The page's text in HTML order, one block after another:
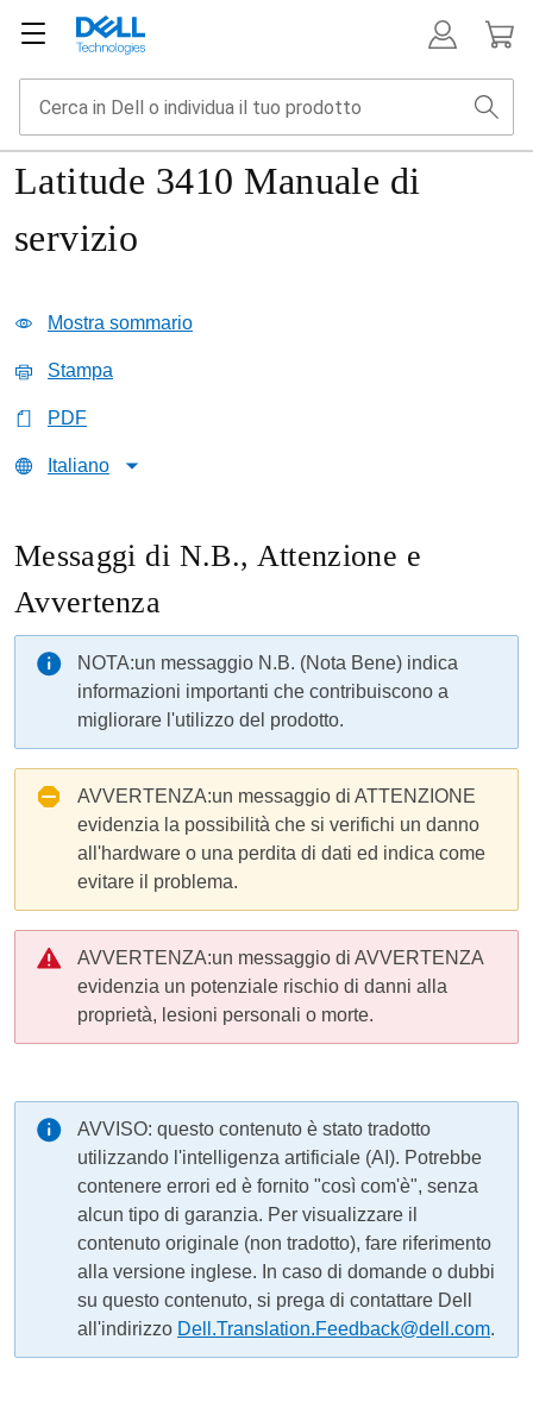
Latitude 3410 Manuale di
servizio
Mostra sommario
Stampa
PDF
Italiano
Messaggi di N.B., Attenzione e
Avvertenza
NOTA:un messaggio N.B. (Nota Bene) indica
informazioni importanti che contribuiscono a
migliorare l'utilizzo del prodotto.
AVVERTENZA:un messaggio di ATTENZIONE
evidenzia la possibilità che si verifichi un danno
all'hardware o una perdita di dati ed indica come
evitare il problema.
AVVERTENZA:un messaggio di AVVERTENZA
evidenzia un potenziale rischio di danni alla
proprietà, lesioni personali o morte.
AVVISO: questo contenuto è stato tradotto
utilizzando l'intelligenza artificiale (AI). Potrebbe
contenere errori ed è fornito "così com'è", senza
alcun tipo di garanzia. Per visualizzare il
contenuto originale (non tradotto), fare riferimento
alla versione inglese. In caso di domande o dubbi
su questo contenuto, si prega di contattare Dell
all'indirizzo Dell.Translation.Feedback@dell.com.